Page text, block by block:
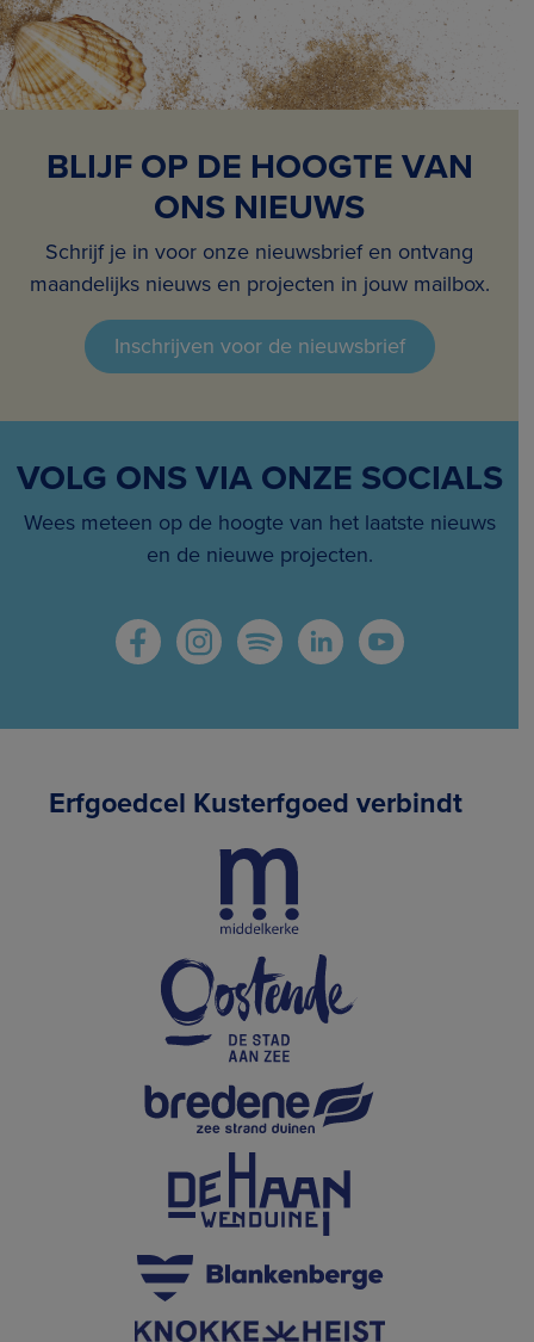
BLIJF OP DE HOOGTE VAN
ONS NIEUWS
Schrijf je in voor onze nieuwsbrief en ontvang
maandelijks nieuws en projecten in jouw mailbox.
Inschrijven voor de nieuwsbrief
VOLG ONS VIA ONZE SOCIALS
Wees meteen op de hoogte van het laatste nieuws
en de nieuwe projecten.
Erfgoedcel Kusterfgoed verbindt